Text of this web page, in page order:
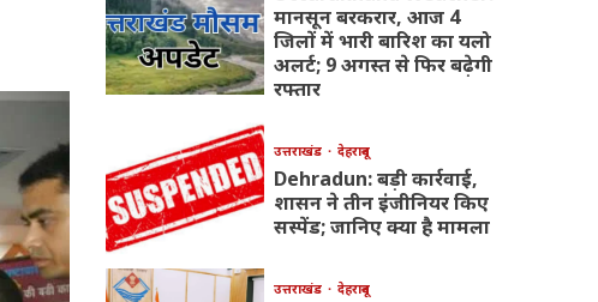
मानसून बरकरार, आज 4
जिलों में भारी बारिश का यलो
अलर्ट; 9 अगस्त से फिर बढ़ेगी
रफ्तार
उत्तराखंड देहरादून
Dehradun: बड़ी कार्रवाई,
शासन ने तीन इंजीनियर किए
सस्पेंड; जानिए क्या है मामला
उत्तराखंड देहरादून